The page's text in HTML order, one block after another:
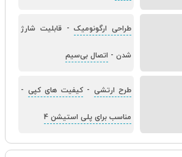
طراحی ارگونومیک-قابلیت شارژ
شدن - اتصال بی‌سیم
طرح ارتشی -کیفیت های کپی -
مناسب برای پلی استیشن 4